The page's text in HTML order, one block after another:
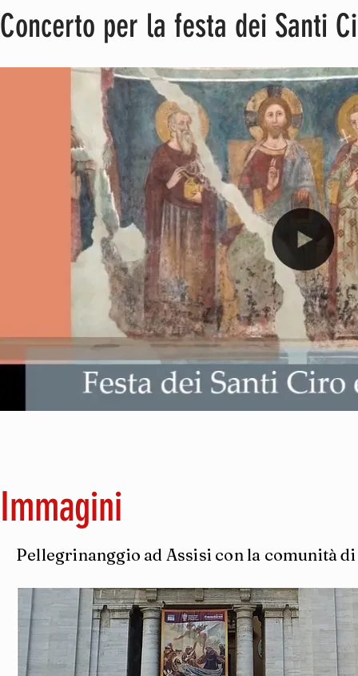
Concerto per la festa dei Santi
Immagini
Pellegrinanggio ad Assisi con la comunità di